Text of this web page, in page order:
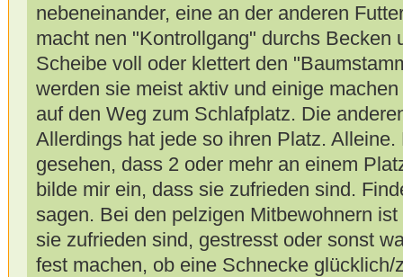
nebeneinander, eine an der anderen
macht nen "Kontrollgang" durchs Becken
Scheibe voll oder klettert den
werden sie meist aktiv und einige
auf den Weg zum Schlafplatz. Die
Allerdings hat jede so ihren Platz.
gesehen, dass 2 oder mehr an einem
bilde mir ein, dass sie zufrieden sind.
sagen. Bei den pelzigen Mitbewohnern
sie zufrieden sind, gestresst oder sonst
fest machen, ob eine Schnecke